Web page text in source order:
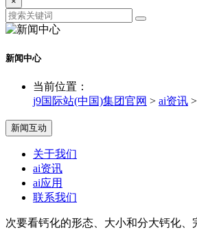
新闻中心
当前位置：
j9国际站(中国)集团官网 > ai资讯 >
新闻互动
关于我们
ai资讯
ai应用
联系我们
次要看钙化的形态、大小和分大钙化、